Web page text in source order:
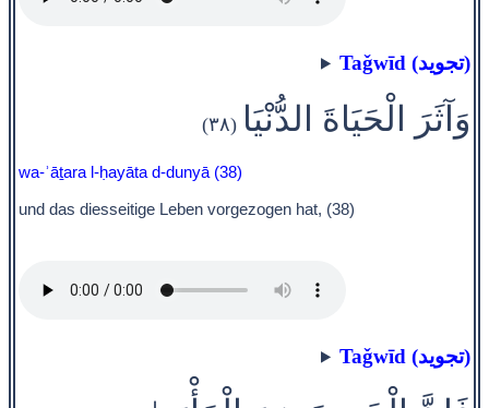
Taǧwīd (تجويد)
وَآثَرَ الْحَيَاةَ الدُّنْيَا (٣٨)
wa-ʾāṯara l-ḥayāta d-dunyā (38)
und das diesseitige Leben vorgezogen hat, (38)
Taǧwīd (تجويد)